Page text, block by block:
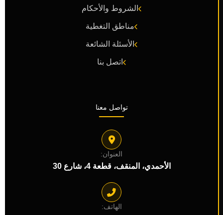
الشروط والأحكام
مناطق التغطية
الأسئلة الشائعة
اتصل بنا
تواصل معنا
العنوان:
الأحمدي، المنقف، قطعة 4، شارع 30
الهاتف: